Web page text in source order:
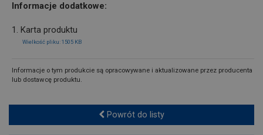
Informacje dodatkowe:
1. Karta produktu
Wielkość pliku: 1505 KB
Informacje o tym produkcie są opracowywane i aktualizowane przez producenta
lub dostawcę produktu.
Powrót do listy